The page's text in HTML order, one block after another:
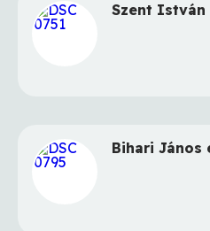
Szent István
Bihari János